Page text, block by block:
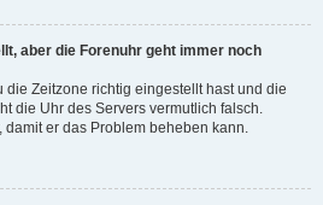
aber die Forenuhr geht immer noch
die Zeitzone richtig eingestellt hast und die
die Uhr des Servers vermutlich falsch.
damit er das Problem beheben kann.